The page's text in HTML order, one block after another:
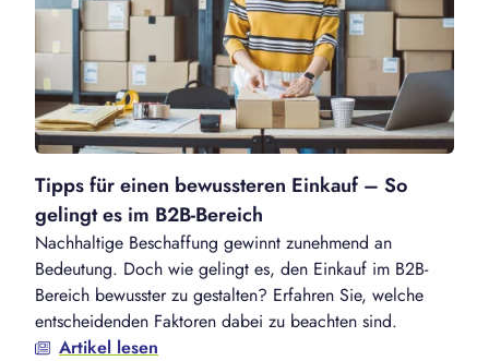
Tipps für einen bewussteren Einkauf – So
gelingt es im B2B-Bereich
Nachhaltige Beschaffung gewinnt zunehmend an
Bedeutung. Doch wie gelingt es, den Einkauf im B2B-
Bereich bewusster zu gestalten? Erfahren Sie, welche
entscheidenden Faktoren dabei zu beachten sind.
Artikel lesen